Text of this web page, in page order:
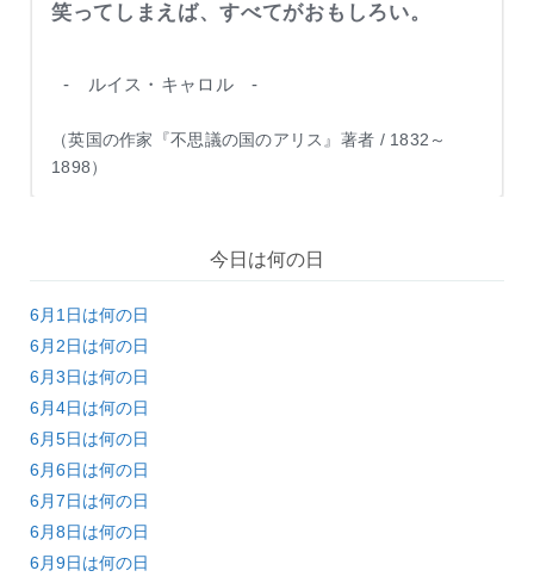
笑ってしまえば、すべてがおもしろい。
- ルイス・キャロル -
（英国の作家『不思議の国のアリス』著者 / 1832～
1898）
今日は何の日
6月1日は何の日
6月2日は何の日
6月3日は何の日
6月4日は何の日
6月5日は何の日
6月6日は何の日
6月7日は何の日
6月8日は何の日
6月9日は何の日